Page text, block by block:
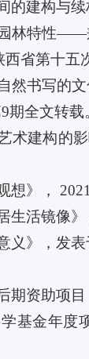
的建构与
林特性——
省第十五
然书写的
全文转载
术建构的
想》，
生活镜像
义》，发
期资助项
基金年度